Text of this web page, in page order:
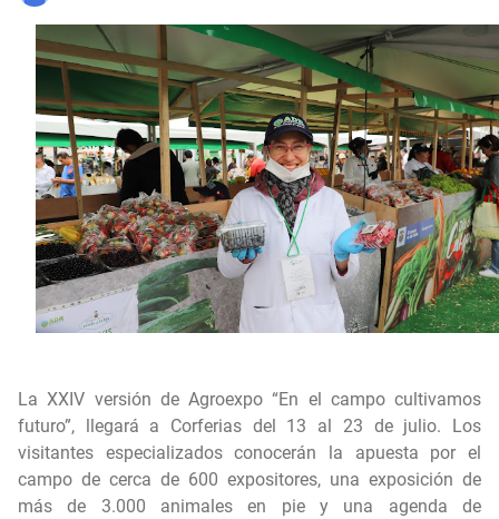
En audiencia pública, Superservicios rendirá cuentas a la ciudadanía
Administración Distrital implementa nuevas medidas de austeridad y eficiencia del gasto público en Bogotá
Bogotá corrió unida: 43 mil corredores convirtieron la Media Maratón en una fiesta del deporte y la salud
La XXIV versión de Agroexpo “En el campo cultivamos
futuro”, llegará a Corferias del 13 al 23 de julio. Los
visitantes especializados conocerán la apuesta por el
campo de cerca de 600 expositores, una exposición de
más de 3.000 animales en pie y una agenda de